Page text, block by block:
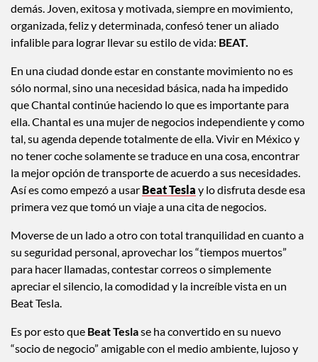
demás. Joven, exitosa y motivada, siempre en movimiento,
organizada, feliz y determinada, confesó tener un aliado
infalible para lograr llevar su estilo de vida: BEAT.
En una ciudad donde estar en constante movimiento no es
sólo normal, sino una necesidad básica, nada ha impedido
que Chantal continúe haciendo lo que es importante para
ella. Chantal es una mujer de negocios independiente y como
tal, su agenda depende totalmente de ella. Vivir en México y
no tener coche solamente se traduce en una cosa, encontrar
la mejor opción de transporte de acuerdo a sus necesidades.
Así es como empezó a usar Beat Tesla y lo disfruta desde esa
primera vez que tomó un viaje a una cita de negocios.
Moverse de un lado a otro con total tranquilidad en cuanto a
su seguridad personal, aprovechar los “tiempos muertos”
para hacer llamadas, contestar correos o simplemente
apreciar el silencio, la comodidad y la increíble vista en un
Beat Tesla.
Es por esto que Beat Teslase ha convertido en su nuevo
“socio de negocio” amigable con el medio ambiente, lujoso y